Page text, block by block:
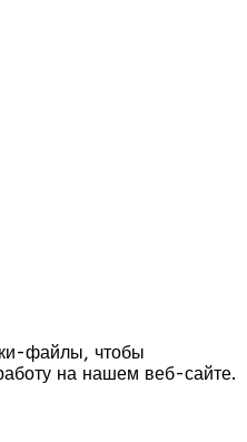
файлы, чтобы
на нашем веб-сайте.